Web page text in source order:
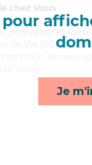
Je
chez Vous
, polyvalent et
de Vie Sociale